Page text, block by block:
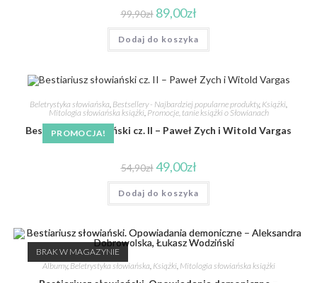
99,90zł 89,00zł
Dodaj do koszyka
PROMOCJA!
Beletrystyka słowiańska Bestsellery - Najbardziej popularne produkty, Książki
Mitologia słowiańska książki,Promocje, tanie książki o Słowianach
Bestiariusz słowiański cz. II – Paweł Zych i Witold Vargas
54,90zł 49,00zł
Dodaj do koszyka
BRAK W MAGAZYNIE
Albumy, Beletrystyka słowiańska, Książki, Mitologia słowiańska książki